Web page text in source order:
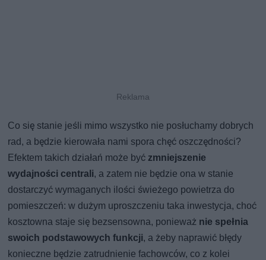
Co się stanie jeśli mimo wszystko nie posłuchamy dobrych
rad, a będzie kierowała nami spora chęć oszczędności?
Efektem takich działań może być zmniejszenie
wydajności centrali, a zatem nie będzie ona w stanie
dostarczyć wymaganych ilości świeżego powietrza do
pomieszczeń: w dużym uproszczeniu taka inwestycja, choć
kosztowna staje się bezsensowna, ponieważ nie spełnia
swoich podstawowych funkcji, a żeby naprawić błędy
konieczne będzie zatrudnienie fachowców, co z kolei